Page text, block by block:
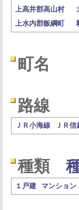
上高井郡高山村
上水内郡飯綱町
町名
路線
ＪＲ小海線 ＪＲ信
種類
１戸建 マンション